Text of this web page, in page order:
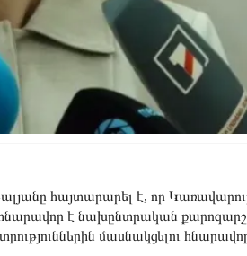
հայտարարել է, որ
է նախընտրական
մասնակցելու